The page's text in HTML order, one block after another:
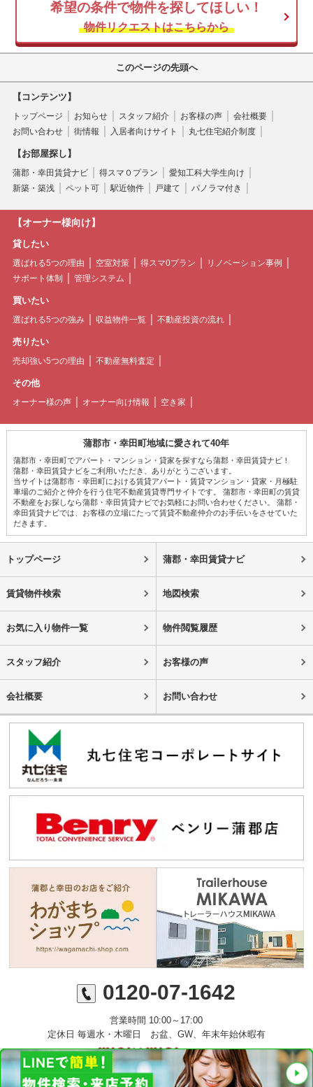
希望の条件で物件を探してほしい！
物件リクエストはこちらから
このページの先頭へ
【コンテンツ】
トップページ お知らせ スタッフ紹介 お客様の声
会社概要
お問い合わせ
街情報 入居者向けサイト 丸七住宅紹介制度
【お部屋探し】
蒲郡・幸田賃貸ナビ 得スマ０プラン
愛知工科大学生向け
新築・築浅
ペット可 駅近物件 戸建て パノラマ付き
【オーナー様向け】
貸したい
選ばれる5つの理由 空室対策 得スマ0プラン
リノベーション事例
サポート体制
管理システム
買いたい
選ばれる5つの強み 収益物件一覧 不動産投資の流れ
売りたい
売却強い5つの理由 不動産無料査定
その他
オーナー様の声 オーナー向け情報 空き家
蒲郡市・幸田町地域に愛されて40年
蒲郡市・幸田町でアパート・マンション・貸家を探すなら蒲郡・幸田賃貸ナビ！
蒲郡・幸田賃貸ナビをご利用いただき、ありがとうございます。
当サイトは蒲郡市・幸田町における賃貸アパート・賃貸マンション・貸家・月極駐
車場のご紹介と仲介を行う住宅不動産賃貸専門サイトです。 蒲郡市・幸田町の賃貸
不動産をお探しなら蒲郡・幸田賃貸ナビでお気軽にお問い合わせください。 蒲郡・
幸田賃貸ナビでは、お客様の立場にたって賃貸不動産仲介のお手伝いをさせていた
だきます。
トップページ 蒲郡・幸田賃貸ナビ
賃貸物件検索 地図検索
お気に入り物件一覧 物件閲覧履歴
スタッフ紹介 お客様の声
会社概要 お問い合わせ
0120-07-1642
営業時間 10:00～17:00
定休日 毎週水・木曜日 お盆、GW、年末年始休暇有